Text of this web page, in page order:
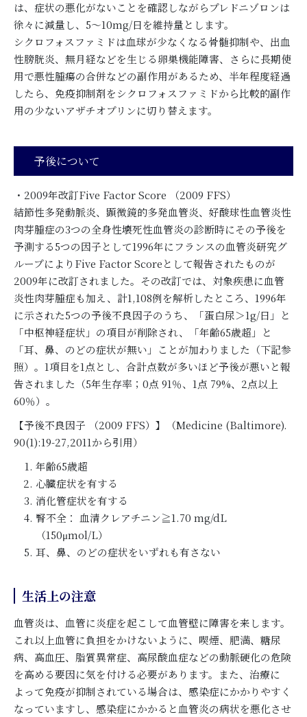
は、症状の悪化がないことを確認しながらプレドニゾロンは
徐々に減量し、5～10mg/日を維持量とします。
シクロフォスファミドは血球が少なくなる骨髄抑制や、出血
性膀胱炎、無月経などを生じる卵巣機能障害、さらに長期使
用で悪性腫瘍の合併などの副作用があるため、半年程度経過
したら、免疫抑制剤をシクロフォスファミドから比較的副作
用の少ないアザチオプリンに切り替えます。
予後について
・2009年改訂Five Factor Score （2009 FFS）
結節性多発動脈炎、顕微鏡的多発血管炎、好酸球性血管炎性
肉芽腫症の3つの全身性壊死性血管炎の診断時にその予後を
予測する5つの因子として1996年にフランスの血管炎研究グ
ループによりFive Factor Scoreとして報告されたものが
2009年に改訂されました。その改訂では、対象疾患に血管
炎性肉芽腫症も加え、計1,108例を解析したところ、1996年
に示された5つの予後不良因子のうち、「蛋白尿＞1g/日」と
「中枢神経症状」の項目が削除され、「年齢65歳超」と
「耳、鼻、のどの症状が無い」ことが加わりました（下記参
照）。1項目を1点とし、合計点数が多いほど予後が悪いと報
告されました（5年生存率；0点 91％、1点 79%、2点以上
60％）。
【予後不良因子 （2009 FFS）】（Medicine (Baltimore).
90(1):19-27,2011から引用）
年齢65歳超
心臓症状を有する
消化管症状を有する
腎不全： 血清クレアチニン≧1.70 mg/dL
（150μmol/L）
耳、鼻、のどの症状をいずれも有さない
生活上の注意
血管炎は、血管に炎症を起こして血管壁に障害を来します。
これ以上血管に負担をかけないように、喫煙、肥満、糖尿
病、高血圧、脂質異常症、高尿酸血症などの動脈硬化の危険
を高める要因に気を付ける必要があります。また、治療に
よって免疫が抑制されている場合は、感染症にかかりやすく
なっていますし、感染症にかかると血管炎の病状を悪化させ